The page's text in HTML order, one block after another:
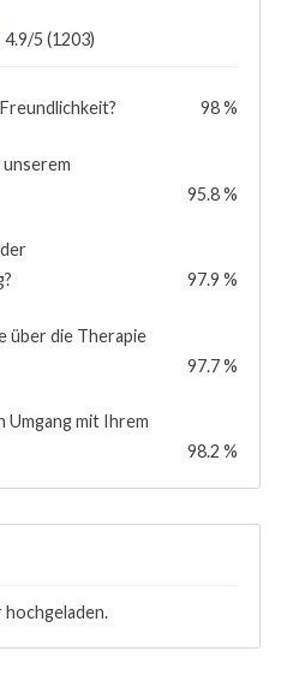
4.9/5 (1203)
98 %
95.8 %
97.9 %
über die Therapie
97.7 %
Umgang mit Ihrem
98.2 %
hochgeladen.